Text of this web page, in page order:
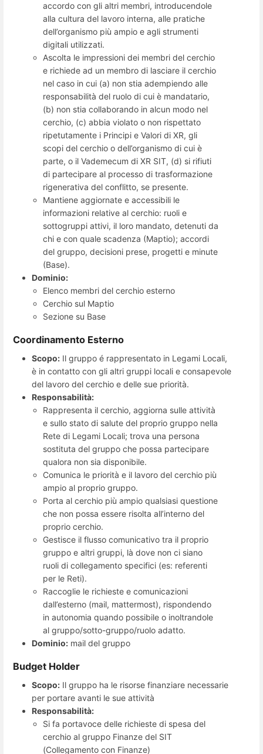
accordo con gli altri membri, introducendole
alla cultura del lavoro interna, alle pratiche
dell’organismo più ampio e agli strumenti
digitali utilizzati.
Ascolta le impressioni dei membri del cerchio
e richiede ad un membro di lasciare il cerchio
nel caso in cui (a) non stia adempiendo alle
responsabilità del ruolo di cui è mandatario,
(b) non stia collaborando in alcun modo nel
cerchio, (c) abbia violato o non rispettato
ripetutamente i Principi e Valori di XR, gli
scopi del cerchio o dell’organismo di cui è
parte, o il Vademecum di XR SIT, (d) si rifiuti
di partecipare al processo di trasformazione
rigenerativa del conflitto, se presente.
Mantiene aggiornate e accessibili le
informazioni relative al cerchio: ruoli e
sottogruppi attivi, il loro mandato, detenuti da
chi e con quale scadenza (Maptio); accordi
del gruppo, decisioni prese, progetti e minute
(Base).
Dominio:
Elenco membri del cerchio esterno
Cerchio sul Maptio
Sezione su Base
Coordinamento Esterno
Scopo: Il gruppo é rappresentato in Legami Locali,
è in contatto con gli altri gruppi locali e consapevole
del lavoro del cerchio e delle sue priorità.
Responsabilità:
Rappresenta il cerchio, aggiorna sulle attività
e sullo stato di salute del proprio gruppo nella
Rete di Legami Locali; trova una persona
sostituta del gruppo che possa partecipare
qualora non sia disponibile.
Comunica le priorità e il lavoro del cerchio più
ampio al proprio gruppo.
Porta al cerchio più ampio qualsiasi questione
che non possa essere risolta all’interno del
proprio cerchio.
Gestisce il flusso comunicativo tra il proprio
gruppo e altri gruppi, là dove non ci siano
ruoli di collegamento specifici (es: referenti
per le Reti).
Raccoglie le richieste e comunicazioni
dall’esterno (mail, mattermost), rispondendo
in autonomia quando possibile o inoltrandole
al gruppo/sotto-gruppo/ruolo adatto.
Dominio: mail del gruppo
Budget Holder
Scopo: Il gruppo ha le risorse finanziare necessarie
per portare avanti le sue attività
Responsabilità:
Si fa portavoce delle richieste di spesa del
cerchio al gruppo Finanze del SIT
(Collegamento con Finanze)